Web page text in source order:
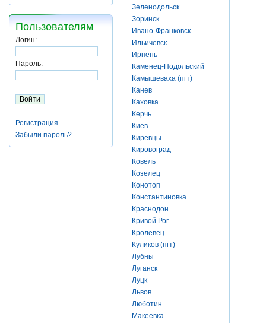
Пользователям
Логин:
Пароль:
Регистрация
Забыли пароль?
Зеленодольск
Зоринск
Ивано-Франковск
Ильичевск
Ирпень
Каменец-Подольский
Камышеваха (пгт)
Канев
Каховка
Керчь
Киев
Киревцы
Кировоград
Ковель
Козелец
Конотоп
Константиновка
Краснодон
Кривой Рог
Кролевец
Куликов (пгт)
Лубны
Луганск
Луцк
Львов
Люботин
Макеевка